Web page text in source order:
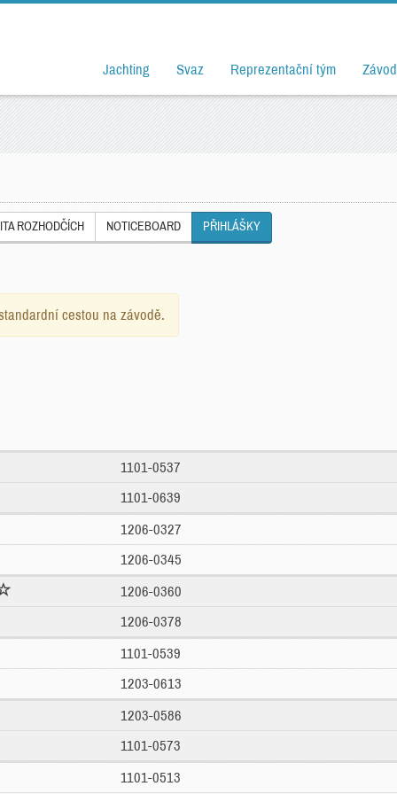
Jachting Svaz Reprezentační tým
ROZHODČÍCH NOTICEBOARD PŘIHLÁŠKY
cestou na závodě.
1101-0537
1101-0639
1206-0327
1206-0345
1206-0360
1206-0378
1101-0539
1203-0613
1203-0586
1101-0573
1101-0513